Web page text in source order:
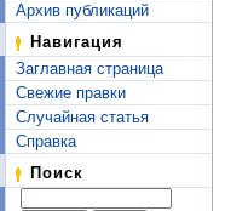
Архив публикаций
Навигация
Заглавная страница
Свежие правки
Случайная статья
Справка
Поиск